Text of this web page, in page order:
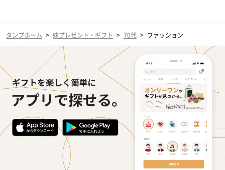
タンプホーム > 妹プレゼント・ギフト > 70代 > ファッション